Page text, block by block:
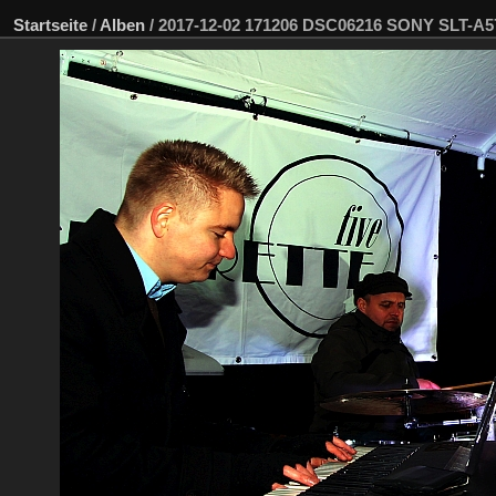
Startseite / Alben / 2017-12-02 171206 DSC06216 SONY SLT-